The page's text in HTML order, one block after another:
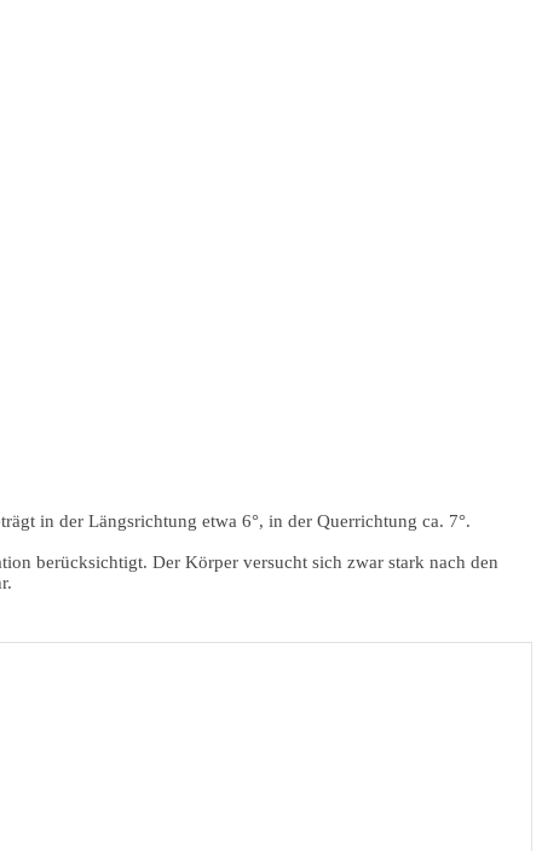
in der Längsrichtung etwa 6°, in der Querrichtung ca. 7°.
berücksichtigt. Der Körper versucht sich zwar stark nach den